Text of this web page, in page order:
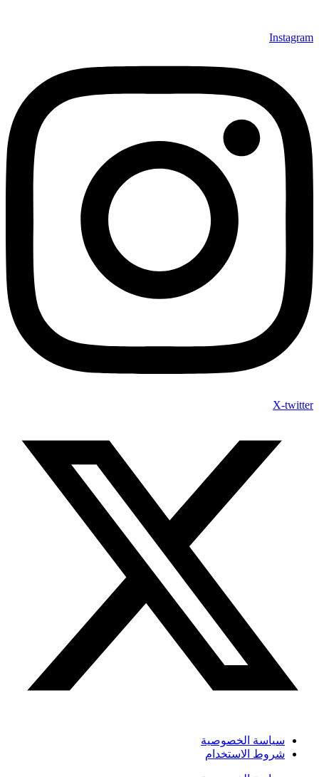
Instagram
X-twitter
سياسة الخصوصية
شروط الاستخدام